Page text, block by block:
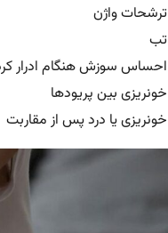
ترشحات واژن
تب
احساس سوزش هنگام ادرار
خونریزی بین پریودها
خونریزی یا درد پس از مقاربت